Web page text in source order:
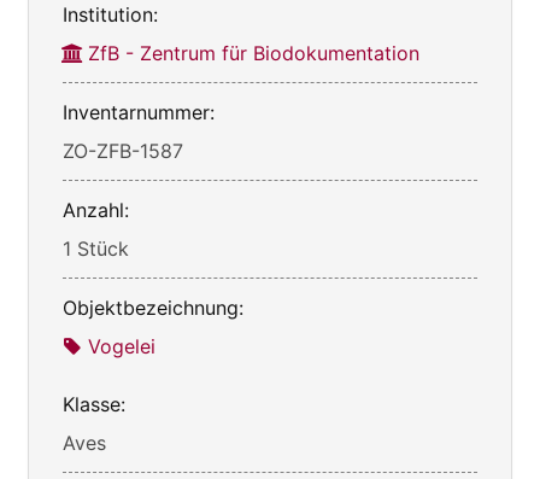
Institution:
ZfB - Zentrum für Biodokumentation
Inventarnummer:
ZO-ZFB-1587
Anzahl:
1 Stück
Objektbezeichnung:
Vogelei
Klasse:
Aves